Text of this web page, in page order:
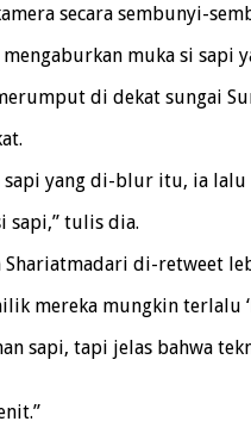
secara sembunyi-
muka si
di dekat sungai
yang di-blur itu, ia
sapi,” tulis dia.
di-retweet
mereka mungkin terlalu
sapi, tapi jelas bahwa